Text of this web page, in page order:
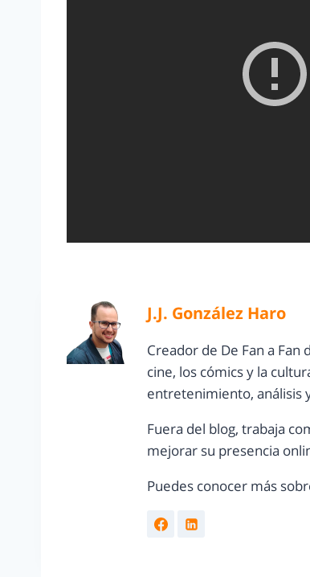
J.J. González Haro
Creador de De Fan a
cine, los cómics y la
entretenimiento, análisis
Fuera del blog, trabaja
mejorar su presencia
Puedes conocer más